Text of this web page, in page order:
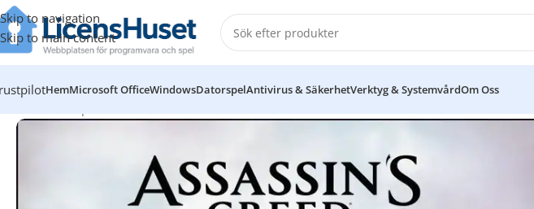
Skip to navigation
Skip to main content
HemMicrosoft OfficeWindowsDatorspelAntivirus & Säkerhet